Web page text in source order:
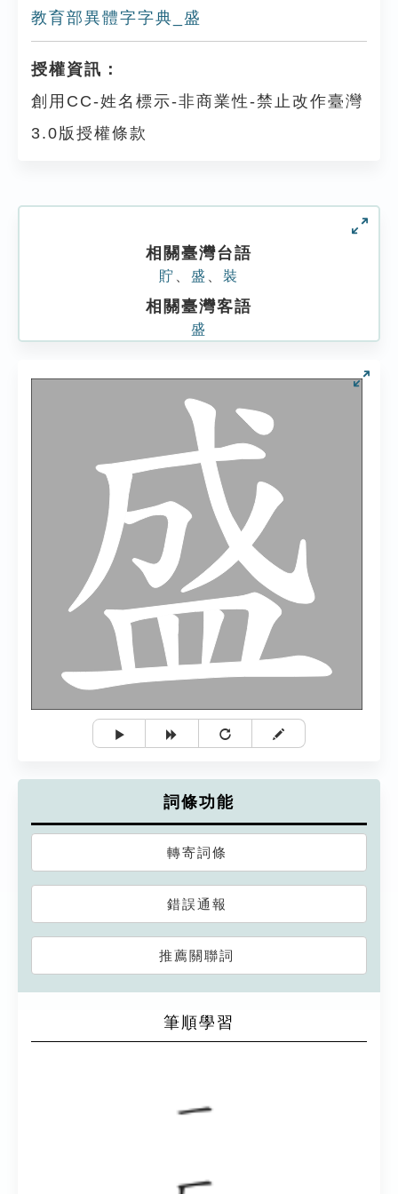
教育部異體字字典_盛
授權資訊：
創用CC-姓名標示-非商業性-禁止改作臺灣
3.0版授權條款
相關臺灣台語
貯 盛 裝
相關臺灣客語
盛
詞條功能
轉寄詞條
錯誤通報
推薦關聯詞
筆順學習